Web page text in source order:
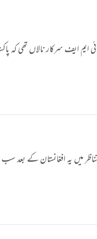
آئی ایم ایف سرکار نالاں تھی
میں یہ افغانستان کے